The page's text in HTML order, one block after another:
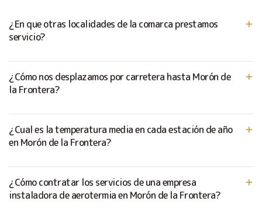
¿En que otras localidades de la comarca prestamos
servicio?
¿Cómo nos desplazamos por carretera hasta Morón de
la Frontera?
¿Cual es la temperatura media en cada estación de año
en Morón de la Frontera?
¿Cómo contratar los servicios de una empresa
instaladora de aerotermia en Morón de la Frontera?